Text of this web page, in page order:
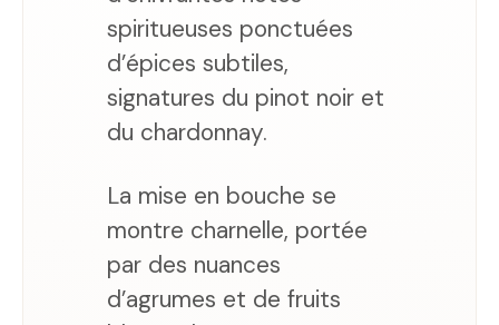
spiritueuses ponctuées
d’épices subtiles,
signatures du pinot noir et
du chardonnay.
La mise en bouche se
montre charnelle, portée
par des nuances
d’agrumes et de fruits